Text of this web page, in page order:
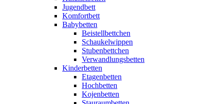
Jugendbett
Komfortbett
Babybetten
Beistellbettchen
Schaukelwippen
Stubenbettchen
Verwandlungsbetten
Kinderbetten
Etagenbetten
Hochbetten
Kojenbetten